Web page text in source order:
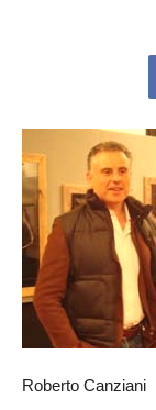
Roberto Canziani